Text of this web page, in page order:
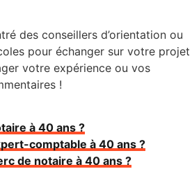
des conseillers d’orientation ou
pour échanger sur votre projet
votre expérience ou vos
!
à 40 ans ?
comptable à 40 ans ?
de notaire à 40 ans ?